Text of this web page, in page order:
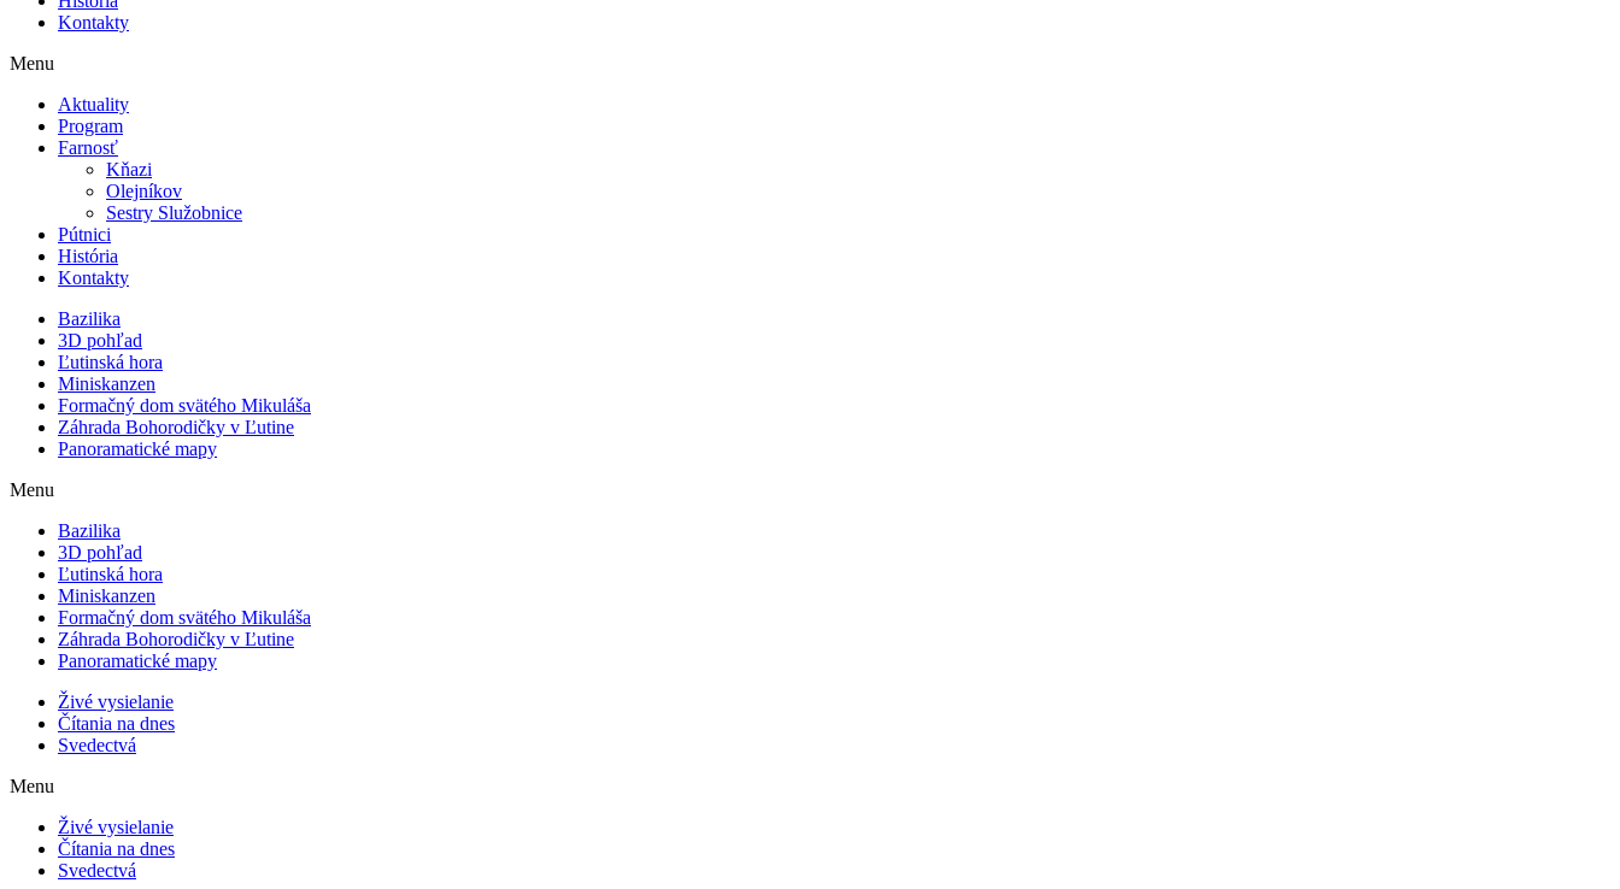
Kontakty
Menu
Aktuality
Program
Farnosť
Kňazi
Olejníkov
Sestry Služobnice
Pútnici
História
Kontakty
Bazilika
3D pohľad
Ľutinská hora
Miniskanzen
Formačný dom svätého Mikuláša
Záhrada Bohorodičky v Ľutine
Panoramatické mapy
Menu
Bazilika
3D pohľad
Ľutinská hora
Miniskanzen
Formačný dom svätého Mikuláša
Záhrada Bohorodičky v Ľutine
Panoramatické mapy
Živé vysielanie
Čítania na dnes
Svedectvá
Menu
Živé vysielanie
Čítania na dnes
Svedectvá